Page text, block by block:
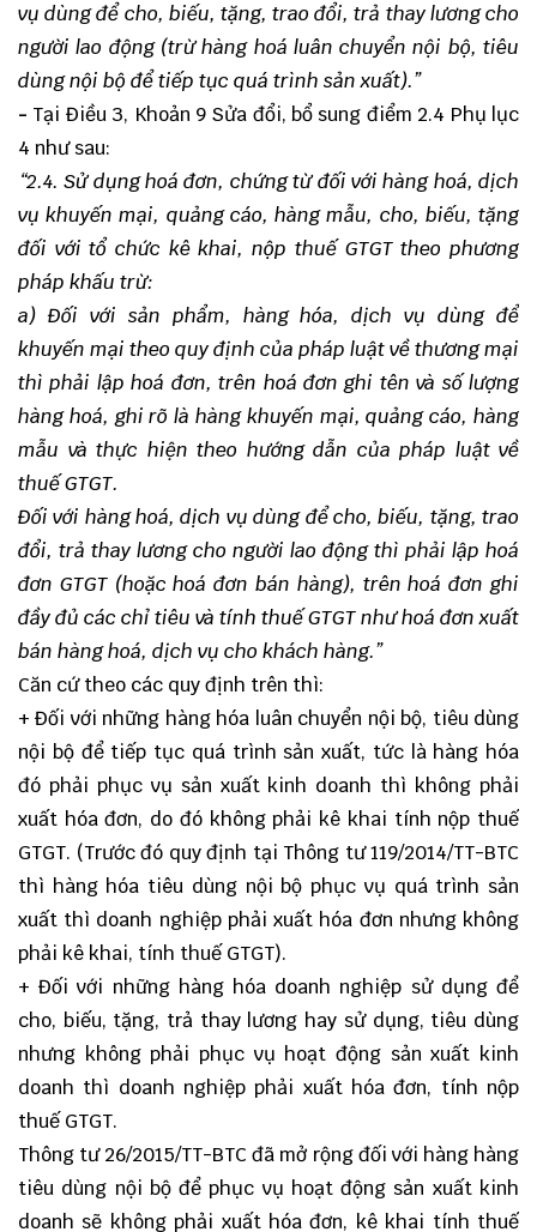
vụ dùng để cho, biếu, tặng, trao đổi, trả thay lương cho
người lao động (trừ hàng hoá luân chuyển nội bộ, tiêu
dùng nội bộ để tiếp tục quá trình sản xuất).”
- Tại Điều 3, Khoản 9 Sửa đổi, bổ sung điểm 2.4 Phụ lục
4 như sau:
“2.4. Sử dụng hoá đơn, chứng từ đối với hàng hoá, dịch
vụ khuyến mại, quảng cáo, hàng mẫu, cho, biếu, tặng
đối với tổ chức kê khai, nộp thuế GTGT theo phương
pháp khấu trừ:
a) Đối với sản phẩm, hàng hóa, dịch vụ dùng để
khuyến mại theo quy định của pháp luật về thương mại
thì phải lập hoá đơn, trên hoá đơn ghi tên và số lượng
hàng hoá, ghi rõ là hàng khuyến mại, quảng cáo, hàng
mẫu và thực hiện theo hướng dẫn của pháp luật về
thuế GTGT.
Đối với hàng hoá, dịch vụ dùng để cho, biếu, tặng, trao
đổi, trả thay lương cho người lao động thì phải lập hoá
đơn GTGT (hoặc hoá đơn bán hàng), trên hoá đơn ghi
đầy đủ các chỉ tiêu và tính thuế GTGT như hoá đơn xuất
bán hàng hoá, dịch vụ cho khách hàng.”
Căn cứ theo các quy định trên thì:
+ Đối với những hàng hóa luân chuyển nội bộ, tiêu dùng
nội bộ để tiếp tục quá trình sản xuất, tức là hàng hóa
đó phải phục vụ sản xuất kinh doanh thì không phải
xuất hóa đơn, do đó không phải kê khai tính nộp thuế
GTGT. (Trước đó quy định tại Thông tư 119/2014/TT-BTC
thì hàng hóa tiêu dùng nội bộ phục vụ quá trình sản
xuất thì doanh nghiệp phải xuất hóa đơn nhưng không
phải kê khai, tính thuế GTGT).
+ Đối với những hàng hóa doanh nghiệp sử dụng để
cho, biếu, tặng, trả thay lương hay sử dụng, tiêu dùng
nhưng không phải phục vụ hoạt động sản xuất kinh
doanh thì doanh nghiệp phải xuất hóa đơn, tính nộp
thuế GTGT.
Thông tư 26/2015/TT-BTC đã mở rộng đối với hàng hàng
tiêu dùng nội bộ để phục vụ hoạt động sản xuất kinh
doanh sẽ không phải xuất hóa đơn, kê khai tính thuế